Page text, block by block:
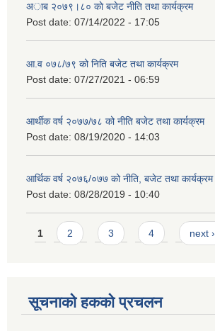
अाब २०७९।८० काे बजेट नीति तथा कार्यक्रम
Post date: 07/14/2022 - 17:05
आ.व ०७८/७९ को निति बजेट तथा कार्यक्रम
Post date: 07/27/2021 - 06:59
आर्थीक वर्ष २०७७/७८ को नीति बजेट तथा कार्यक्रम
Post date: 08/19/2020 - 14:03
आर्थिक वर्ष २०७६/०७७ को नीति, बजेट तथा कार्यक्रम
Post date: 08/28/2019 - 10:40
Pages
1 2 3 4 next ›
सूचनाको हकको प्रचलन